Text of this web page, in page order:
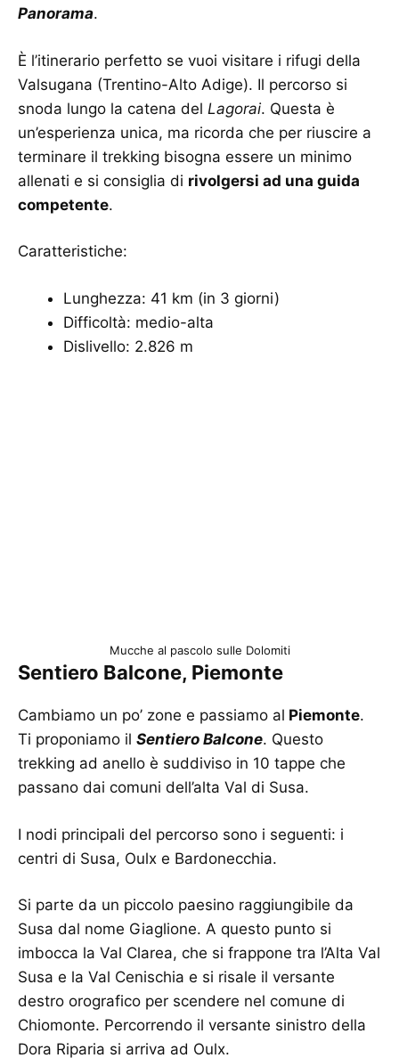
Panorama.
È l’itinerario perfetto se vuoi visitare i rifugi della
Valsugana (Trentino-Alto Adige). Il percorso si
snoda lungo la catena del Lagorai. Questa è
un’esperienza unica, ma ricorda che per riuscire a
terminare il trekking bisogna essere un minimo
allenati e si consiglia di rivolgersi ad una guida
competente.
Caratteristiche:
Lunghezza: 41 km (in 3 giorni)
Difficoltà: medio-alta
Dislivello: 2.826 m
Mucche al pascolo sulle Dolomiti
Sentiero Balcone, Piemonte
Cambiamo un po’ zone e passiamo al Piemonte.
Ti proponiamo il Sentiero Balcone. Questo
trekking ad anello è suddiviso in 10 tappe che
passano dai comuni dell’alta Val di Susa.
I nodi principali del percorso sono i seguenti: i
centri di Susa, Oulx e Bardonecchia.
Si parte da un piccolo paesino raggiungibile da
Susa dal nome Giaglione. A questo punto si
imbocca la Val Clarea, che si frappone tra l’Alta Val
Susa e la Val Cenischia e si risale il versante
destro orografico per scendere nel comune di
Chiomonte. Percorrendo il versante sinistro della
Dora Riparia si arriva ad Oulx.